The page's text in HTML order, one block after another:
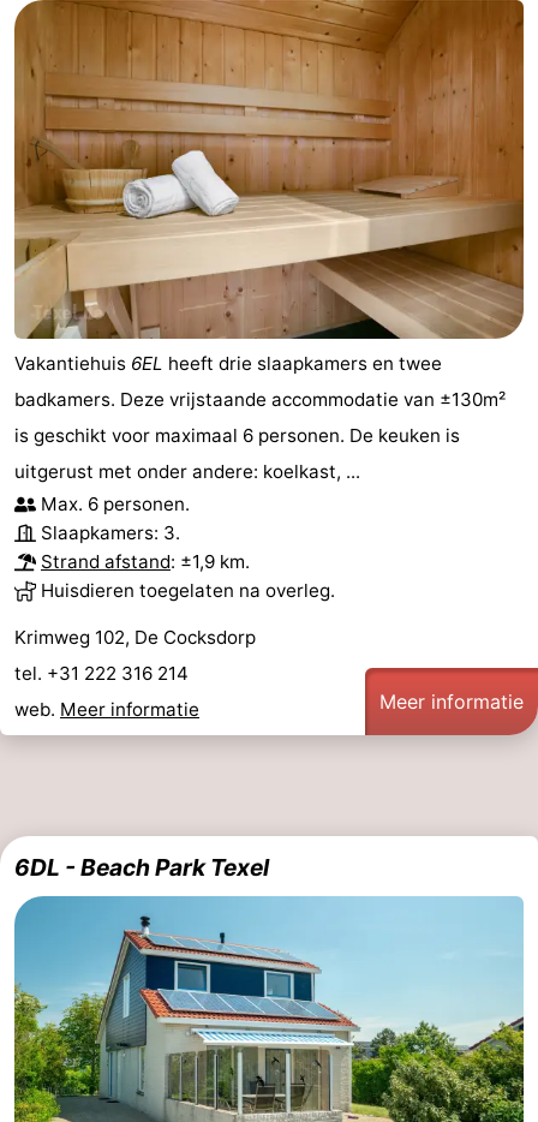
Hoogelandt
Beach
Park
Texel
-
Buytenveldt
Krim
EuroParcs
Texel
Kustpark
-
Sluftervallei
Strandhuys
-
Villapark
Residentie
Texel
-
Villapark
Vogelmient
Last
minutes
Strand
Zien
doen
-
Musea
-
Molens
-
Uitkijkpunten
-
Rondvaarten
-
Boerderijen
-
Vakantiehuis 6EL heeft drie slaapkamers en twee
badkamers. Deze vrijstaande accommodatie van ±130m²
is geschikt voor maximaal 6 personen. De keuken is
uitgerust met onder andere: koelkast, ...
Max. 6 personen.
Slaapkamers: 3.
Strand afstand: ±1,9 km.
Huisdieren toegelaten na overleg.
Krimweg 102, De Cocksdorp
tel. +31 222 316 214
web. Meer informatie Meer informatie
6DL - Beach Park Texel